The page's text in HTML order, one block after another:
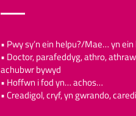
• Pwy sy’n ein helpu?/Mae… yn
• Doctor, parafeddyg, athro,
achubwr bywyd
• Hoffwn i fod yn… achos…
• Creadigol, cryf, yn gwrando,